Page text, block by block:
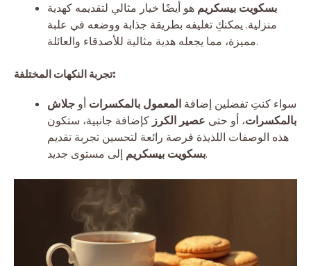
بسكويت بيسكريم هو أيضًا خيار مثالي لتقديمه كهدية
منزلية. يمكنكِ تغليفه بطريقة جذابة ووضعه في علبة
مميزة، مما يجعله هدية مثالية للأصدقاء والعائلة.
تجربة النكهات المختلفة:
سواء كنتِ تفضلين إضافة المعمول بالمكسرات أو جلاش
بالمكسرات، أو حتى عصير الكرز كإضافة جانبية، ستكون
هذه الوصفات اللذيذة فرصة رائعة لتحسين تجربة تقديم
بسكويت بيسكريمإلى مستوى جديد.